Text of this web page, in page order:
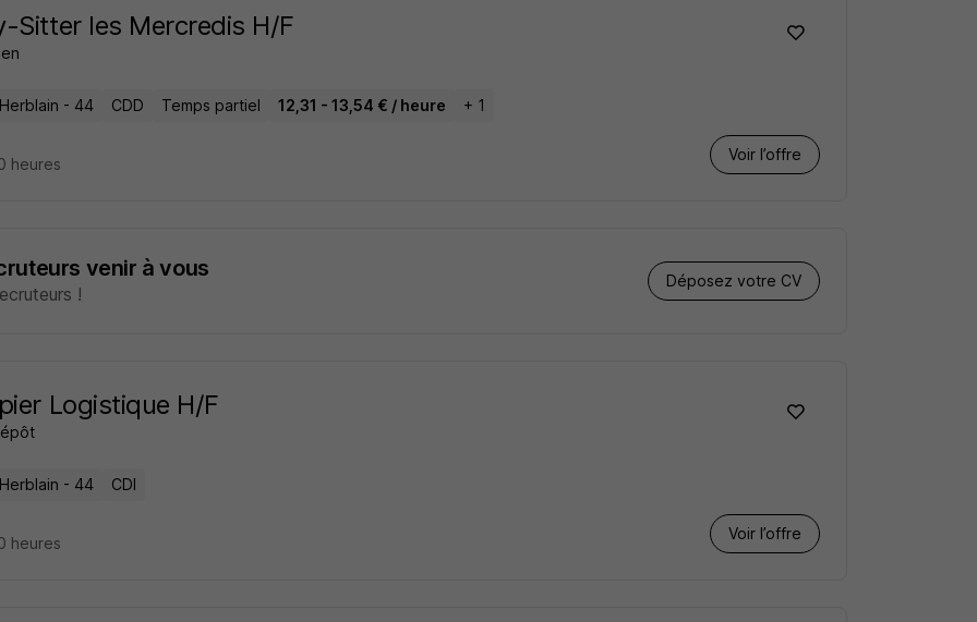
Sitter les Mercredis H/F
- 44 CDD Temps partiel 12,31 - 13,54 € / heure + 1
Voir l’offre
heures
venir à vous
!
Déposez votre CV
Logistique H/F
- 44 CDI
Voir l’offre
heures